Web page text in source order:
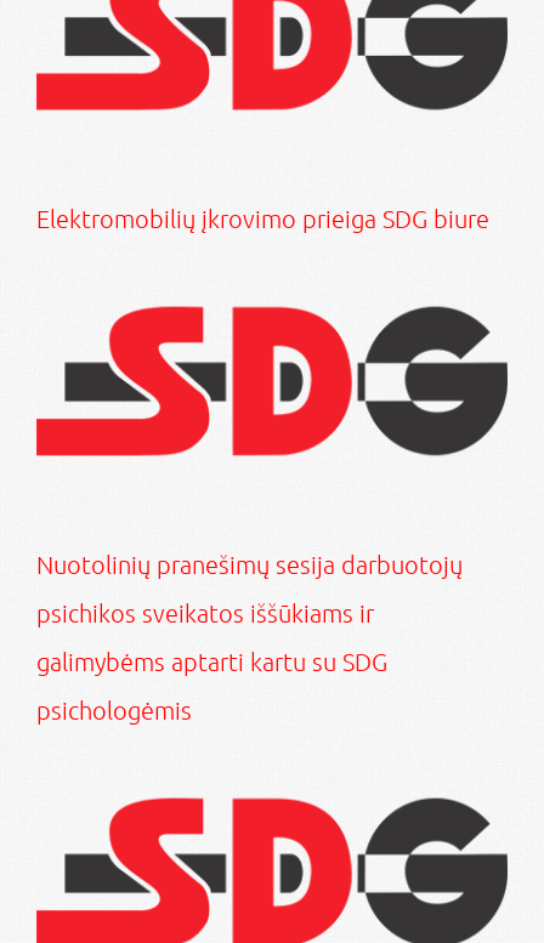
Elektromobilių įkrovimo prieiga SDG biure
Nuotolinių pranešimų sesija darbuotojų
psichikos sveikatos iššūkiams ir
galimybėms aptarti kartu su SDG
psichologėmis